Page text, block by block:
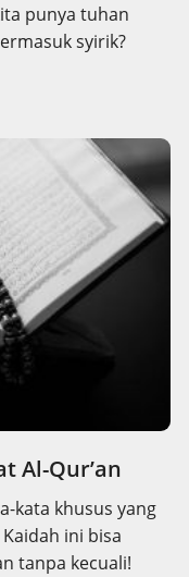
punya tuhan
syirik?
Al-Qur’an
kata khusus yang
ini bisa
tanpa kecuali!